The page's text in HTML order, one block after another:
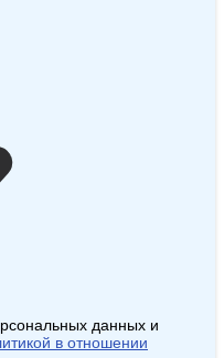
данных и
в отношении